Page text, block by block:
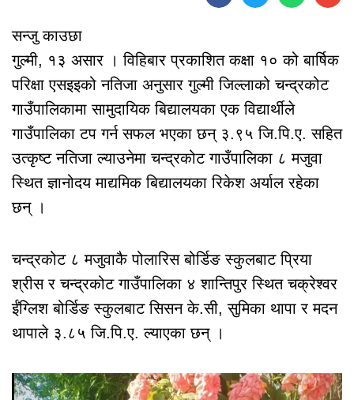
सन्जु काउछा
गुल्मी, १३ असार । विहिबार प्रकाशित कक्षा १० को बार्षिक
परिक्षा एसइइको नतिजा अनुसार गुल्मी जिल्लाको चन्द्रकोट
गाउँपालिकामा सामुदायिक बिद्यालयका एक विद्यार्थीले
गाउँपालिका टप गर्न सफल भएका छन् ३.९५ जि.पि.ए. सहित
उत्कृष्ट नतिजा ल्याउनेमा चन्द्रकोट गाउँपालिका ८ मजुवा
स्थित ज्ञानोदय माद्यमिक बिद्यालयका रिकेश अर्याल रहेका
छन् ।
चन्द्रकोट ८ मजुवाकै पोलारिस बोर्डिङ स्कुलबाट प्रिया
श्रीस र चन्द्रकोट गाउँपालिका ४ शान्तिपुर स्थित चक्रेश्वर
ईंग्लिश बोर्डिङ स्कुलबाट सिसन के.सी, सुमिका थापा र मदन
थापाले ३.८५ जि.पि.ए. ल्याएका छन् ।